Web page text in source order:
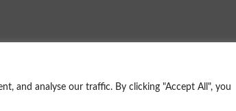
and analyse our traffic. By clicking "Accept All", you